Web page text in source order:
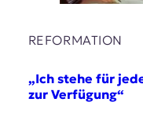
REFORMATION
„Ich stehe für
zur Verfügung“